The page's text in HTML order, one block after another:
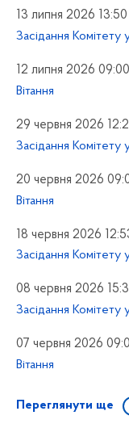
13 липня 2026 13:50
Засідання Комітету
12 липня 2026 09:00
Вітання
29 червня 2026
Засідання Комітету
20 червня 2026
Вітання
18 червня 2026
Засідання Комітету
08 червня 2026
Засідання Комітету
07 червня 2026
Вітання
Переглянути ще